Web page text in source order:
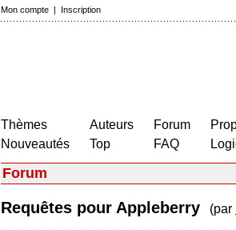
Mon compte | Inscription
Thèmes
Nouveautés
Auteurs
Top
Forum
FAQ
Forum
Requêtes pour Appleberry (par